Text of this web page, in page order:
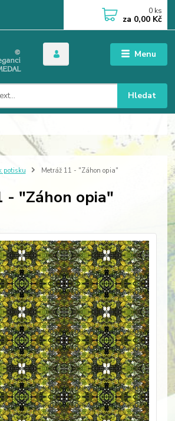
Menu
Hledat
0 ks
za 0,00 Kč
potisku Metráž 11 - "Záhon opia"
- "Záhon opia"